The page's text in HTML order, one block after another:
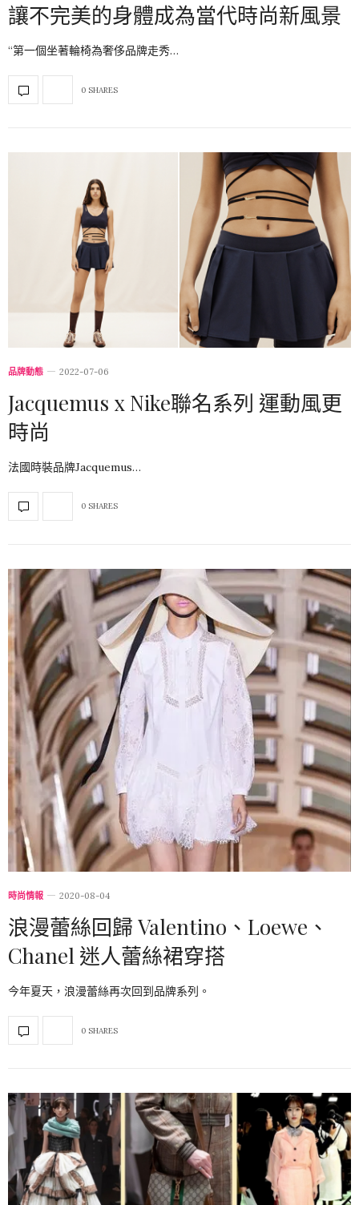
讓不完美的身體成為當代時尚新風景
“第一個坐著輪椅為奢侈品牌走秀…
0 SHARES
品牌動態 2022-07-06
Jacquemus x Nike聯名系列 運動風更
時尚
法國時裝品牌Jacquemus…
0 SHARES
時尚情報 2020-08-04
浪漫蕾絲回歸 Valentino、Loewe、
Chanel 迷人蕾絲裙穿搭
今年夏天，浪漫蕾絲再次回到品牌系列。
0 SHARES